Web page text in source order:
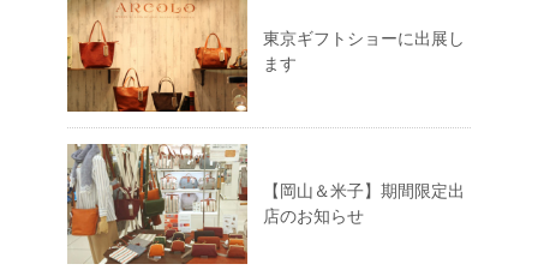
東京ギフトショーに出展し
ます
【岡山＆米子】期間限定出
店のお知らせ